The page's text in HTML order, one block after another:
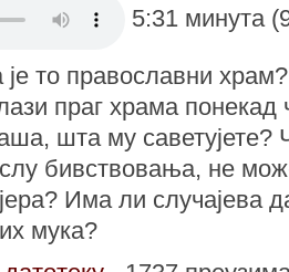
5:31 минута
то православни храм?
праг храма понекад
шта му саветујете?
бивствовања, не
Има ли случајева
мука?